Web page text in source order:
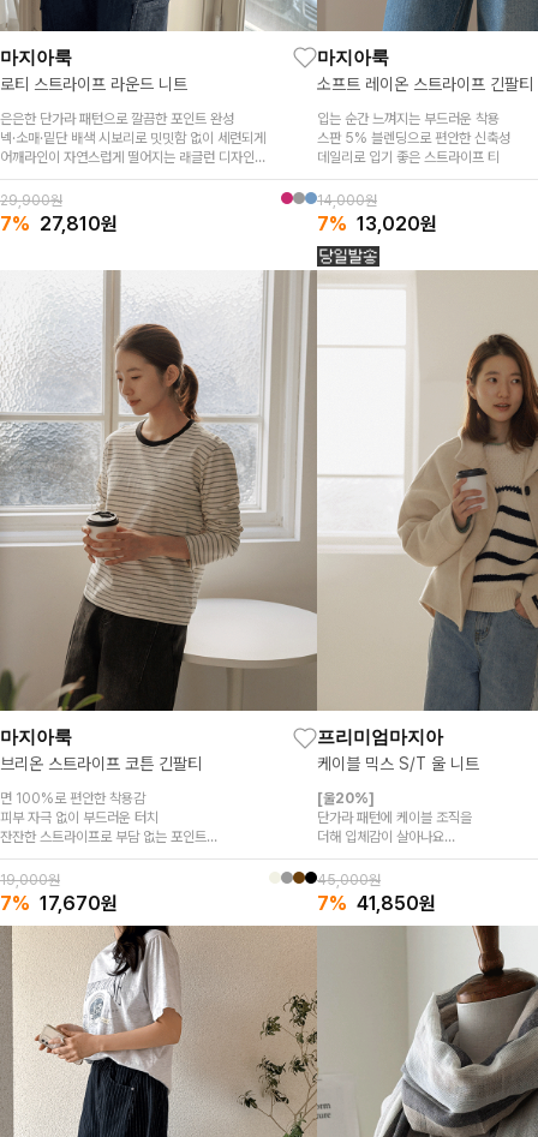
마지아룩
로티 스트라이프 라운드 니트
은은한 단가라 패턴으로 깔끔한 포인트 완성
넥·소매·밑단 배색 시보리로 밋밋함 없이 세련되게
어깨라인이 자연스럽게 떨어지는 래글런 디자인
데님부터 슬랙스까지 데일리하게 매치되는 니트
29,900원
7% 27,810원
마지아룩
소프트 레이온 스트라이프 긴팔티
입는 순간 느껴지는 부드러운 착용
스판 5% 블렌딩으로 편안한 신축성
데일리로 입기 좋은 스트라이프 티
14,000원
7% 13,020원
마지아룩
브리온 스트라이프 코튼 긴팔티
면 100%로 편안한 착용감
피부 자극 없이 부드러운 터치
잔잔한 스트라이프로 부담 없는 포인트
자연스럽게떨어지는 핏♥
19,000원
7% 17,670원
프리미엄마지아
케이블 믹스 S/T 울 니트
[울20%]
단가라 패턴에 케이블 조직을
더해 입체감이 살아나요
니트 하나로도 스타일 왼성 !
부드럽고 포닥한 터칭감♥
45,000원
7% 41,850원